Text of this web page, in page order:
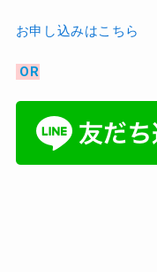
お申し込みはこちら
OR